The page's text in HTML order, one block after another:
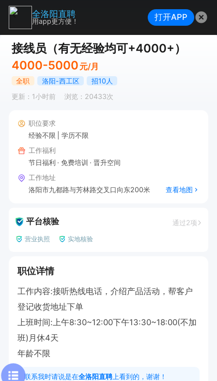
接线员（有无经验均可+4000+）
4000-5000 元/月
全职 洛阳-西工区
招10人
更新：1小时前
浏览：20433次
职位要求
经验不限
学历不限
工作福利
节日福利
免费培训
晋升空间
工作地址
洛阳市九都路与芳林路交叉口向东200米
查看地图
平台核验 通过2项
营业执照 实地核验
职位详情
工作内容:接听热线电话，介绍产品活动，帮客户
登记收货地址下单
上班时间:上午8:30~12:00下午13:30~18:00(不加
班)月休4天
年龄不限
联系我时请说是在全洛阳直聘 上看到的，谢谢！
全洛阳直聘
用app更方便！ 打开APP